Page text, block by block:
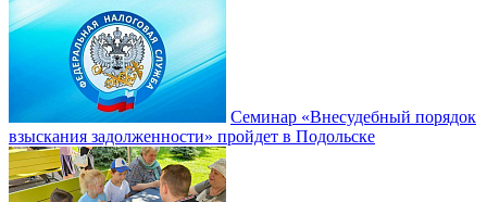
Семинар «Внесудебный порядок
взыскания задолженности» пройдет в Подольске